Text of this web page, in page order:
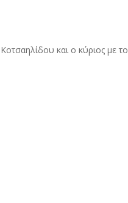
και ο κύριος με